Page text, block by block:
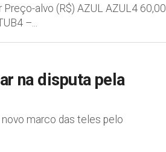
alvo (R$) AZUL AZUL4 60,00
–...
na disputa pela
marco das teles pelo